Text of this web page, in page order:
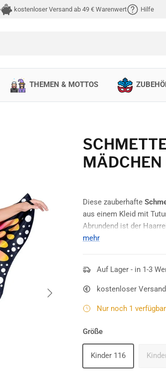
kostenloser Versand ab 49 € Warenwert Hilfe
THEMEN & MOTTOS
Nächste
Diese zauberhafte
aus einem Kleid mit
Abrundend ist der
undKarneval
mehr
Auf Lager - in 1-3
kostenloser
Nur noch 1
Größe
Kinder 116